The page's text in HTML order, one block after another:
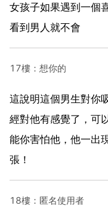
女孩子如果遇到一個
看到男人就不會
17樓：想你的
這說明這個男生對你
經對他有感覺了，可
能你害怕他，他一出
張！
18樓：匿名使用者